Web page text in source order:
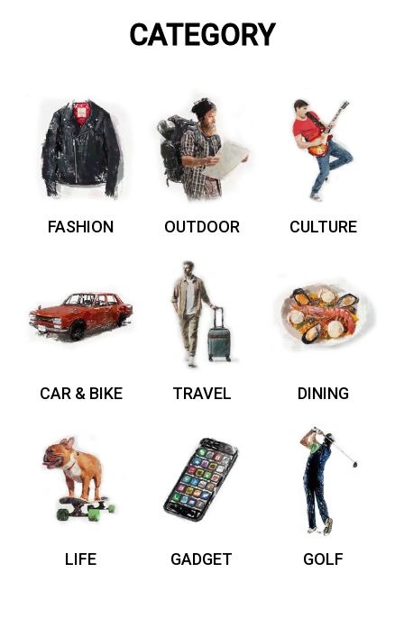
CATEGORY
FASHION OUTDOOR CULTURE
CAR & BIKE TRAVEL DINING
LIFE GADGET GOLF